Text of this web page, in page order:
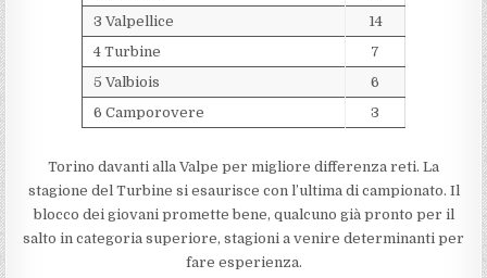
3 Valpellice
14
4 Turbine
7
5 Valbiois
6
6 Camporovere
3
Torino davanti alla Valpe per migliore differenza reti. La
stagione del Turbine si esaurisce con l’ultima di campionato. Il
blocco dei giovani promette bene, qualcuno già pronto per il
salto in categoria superiore, stagioni a venire determinanti per
fare esperienza.